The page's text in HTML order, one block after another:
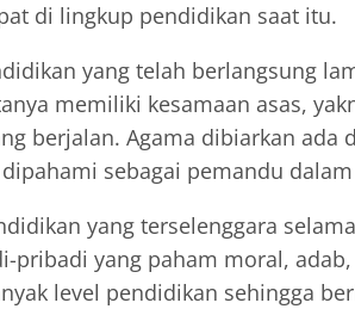
di lingkup pendidikan saat itu.
yang telah berlangsung
memiliki kesamaan asas,
berjalan. Agama dibiarkan
sebagai pemandu
yang terselenggara
pribadi yang paham moral,
level pendidikan sehingga